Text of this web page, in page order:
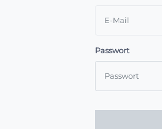
Passwort